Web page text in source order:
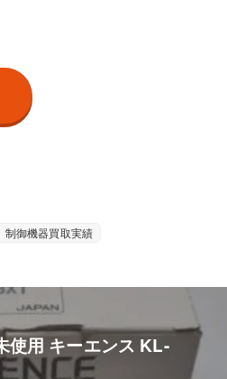
制御機器買取実績
使用 キーエンス KL-